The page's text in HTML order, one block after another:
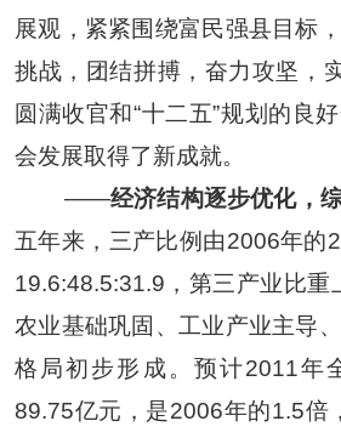
展观，紧紧围绕富民强县目标
挑战，团结拼搏，奋力攻坚，
圆满收官和“十二五”规划的良
会发展取得了新成就。
——经济结构逐步优化，
五年来，三产比例由2006年的
19.6:48.5:31.9 ，第三产业比重
农业基础巩固、工业产业主导
格局初步形成。预计2011年
89.75亿元，是2006年的1.5倍